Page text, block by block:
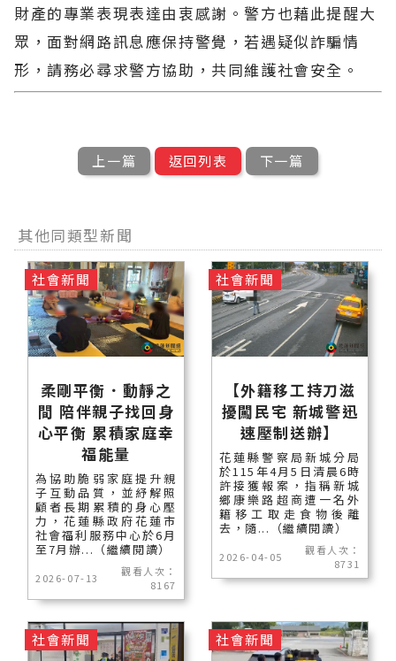
財產的專業表現表達由衷感謝。警方也藉此提醒大
眾，面對網路訊息應保持警覺，若遇疑似詐騙情
形，請務必尋求警方協助，共同維護社會安全。
上一篇 返回列表 下一篇
其他同類型新聞
柔剛平衡．動靜之
間 陪伴親子找回身
心平衡 累積家庭幸
福能量
為協助脆弱家庭提升親
子互動品質，並紓解照
顧者長期累積的身心壓
力，花蓮縣政府花蓮市
社會福利服務中心於6月
至7月辦...（繼續閱讀）
2026-07-13
觀看人次：
8167
社會新聞
【外籍移工持刀滋
擾闖民宅 新城警迅
速壓制送辦】
花蓮縣警察局新城分局
於115年4月5日清晨6時
許接獲報案，指稱新城
鄉康樂路超商遭一名外
籍移工取走食物後離
去，隨...（繼續閱讀）
2026-04-05
觀看人次：
8731
社會新聞
社會新聞 社會新聞